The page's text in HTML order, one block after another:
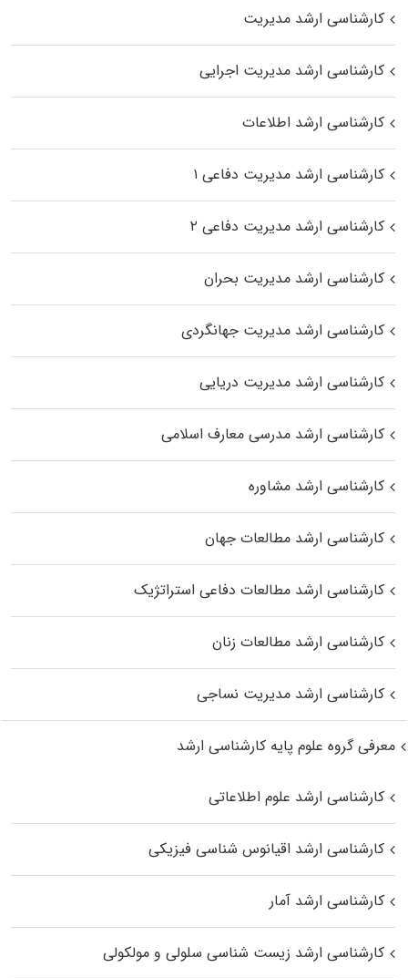
کارشناسی ارشد مدیریت
کارشناسی ارشد مدیریت اجرایی
کارشناسی ارشد اطلاعات
کارشناسی ارشد مدیریت دفاعی ۱
کارشناسی ارشد مدیریت دفاعی ۲
کارشناسی ارشد مدیریت بحران
کارشناسی ارشد مدیریت جهانگردی
کارشناسی ارشد مدیریت دریایی
کارشناسی ارشد مدرسی معارف اسلامی
کارشناسی ارشد مشاوره
کارشناسی ارشد مطالعات جهان
کارشناسی ارشد مطالعات دفاعی استراتژیک
کارشناسی ارشد مطالعات زنان
کارشناسی ارشد مدیریت نساجی
معرفی گروه علوم پایه کارشناسی ارشد
کارشناسی ارشد علوم اطلاعاتی
کارشناسی ارشد اقیانوس‌ شناسی فیزیکی
کارشناسی ارشد آمار
کارشناسی ارشد زیست شناسی سلولی و مولکولی